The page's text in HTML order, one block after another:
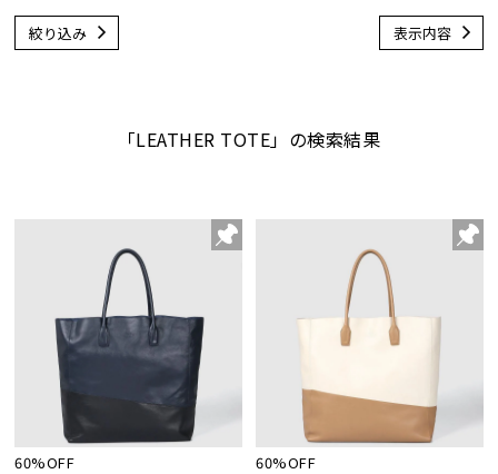
絞り込み 表示内容
「LEATHER TOTE」の検索結果
60%OFF
60%OFF